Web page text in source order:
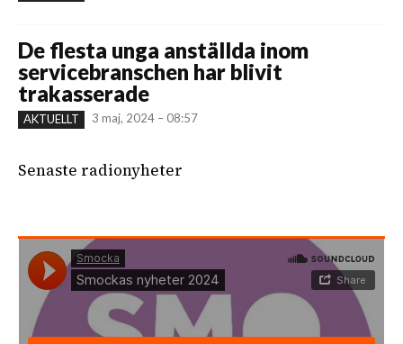
De flesta unga anställda inom
servicebranschen har blivit
trakasserade
AKTUELLT 3 maj, 2024 – 08:57
Senaste radionyheter